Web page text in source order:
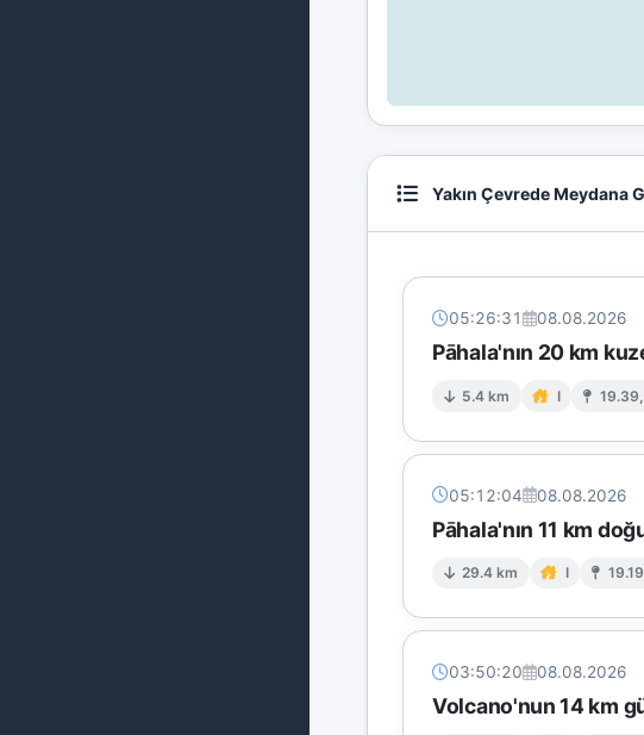
Yakın Çevrede Meydana
05:26:31 08.08.2026
Pāhala'nın 20 km
5.4 km I
05:12:04 08.08.2026
Pāhala'nın 11 km
29.4 km I
03:50:20 08.08.2026
Volcano'nun 14 km